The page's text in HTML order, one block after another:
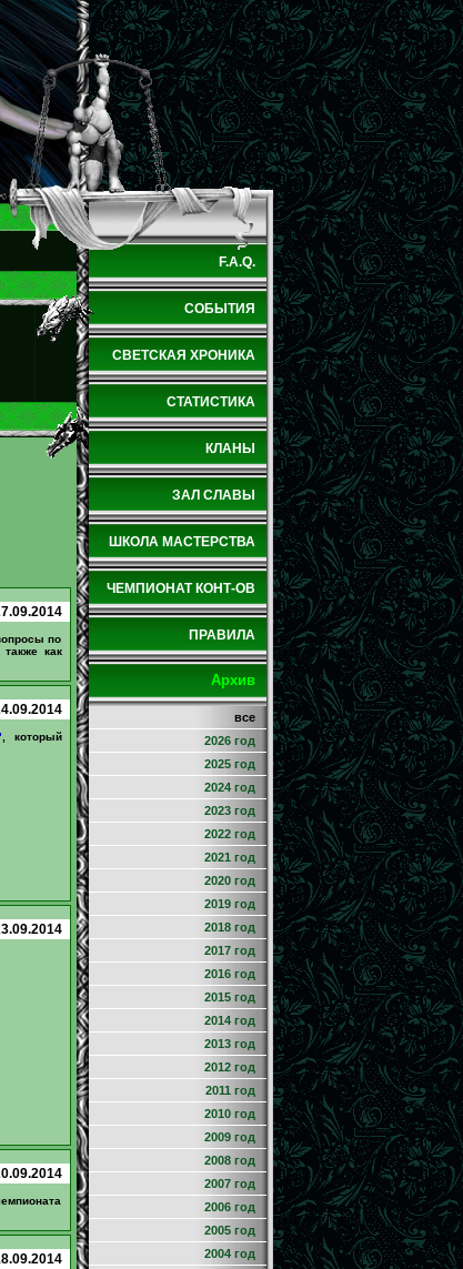
по
как
, который
F.A.Q.
СОБЫТИЯ
СВЕТСКАЯ ХРОНИКА
СТАТИСТИКА
КЛАНЫ
ЗАЛ СЛАВЫ
ШКОЛА МАСТЕРСТВА
ЧЕМПИОНАТ КОНТ-ОВ
ПРАВИЛА
Архив
все
2026 год
2025 год
2024 год
2023 год
2022 год
2021 год
2020 год
2019 год
2018 год
2017 год
2016 год
2015 год
2014 год
2013 год
2012 год
2011 год
2010 год
2009 год
2008 год
2007 год
2006 год
2005 год
2004 год